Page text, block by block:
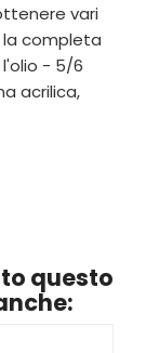
vari
la completa
- 5/6
acrilica,
questo